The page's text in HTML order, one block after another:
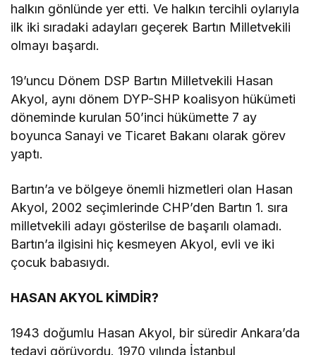
halkın gönlünde yer etti. Ve halkın tercihli oylarıyla
ilk iki sıradaki adayları geçerek Bartın Milletvekili
olmayı başardı.
19’uncu Dönem DSP Bartın Milletvekili Hasan
Akyol, aynı dönem DYP-SHP koalisyon hükümeti
döneminde kurulan 50’inci hükümette 7 ay
boyunca Sanayi ve Ticaret Bakanı olarak görev
yaptı.
Bartın’a ve bölgeye önemli hizmetleri olan Hasan
Akyol, 2002 seçimlerinde CHP’den Bartın 1. sıra
milletvekili adayı gösterilse de başarılı olamadı.
Bartın’a ilgisini hiç kesmeyen Akyol, evli ve iki
çocuk babasıydı.
HASAN AKYOL KİMDİR?
1943 doğumlu Hasan Akyol, bir süredir Ankara’da
tedavi görüyordu. 1970 yılında İstanbul